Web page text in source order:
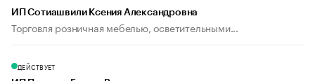
ИП Сотиашвили Ксения Александровна
Торговля розничная мебелью, осветительными...
ДЕЙСТВУЕТ